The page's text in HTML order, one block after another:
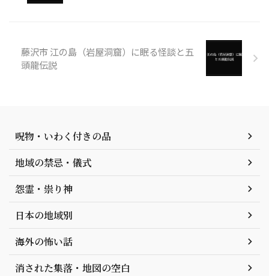
藤沢市 江の島（岩屋洞窟）に眠る怪談と五
頭龍伝説
呪物・いわく付きの品
地域の禁忌・儀式
怨霊・祟り神
日本の地域別
海外の怖い話
消された集落・地図の空白